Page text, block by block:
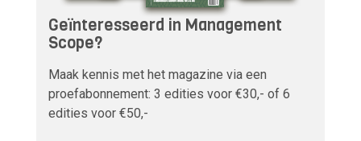
Geïnteresseerd in Management
Scope?
Maak kennis met het magazine via een
proefabonnement: 3 edities voor €30,- of 6
edities voor €50,-